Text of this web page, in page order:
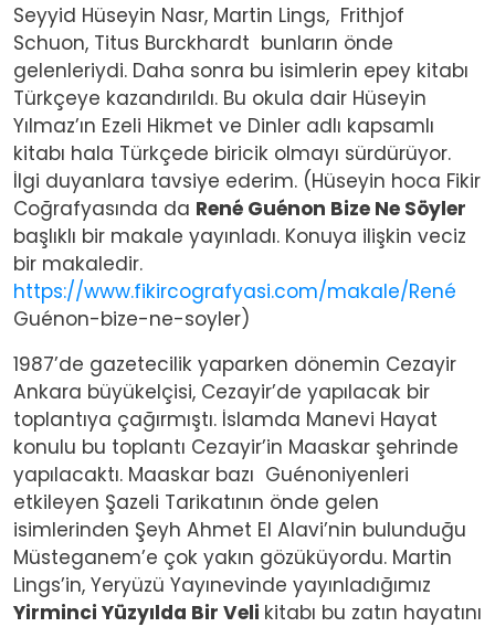
Seyyid Hüseyin Nasr, Martin Lings, Frithjof
Schuon, Titus Burckhardt bunların önde
gelenleriydi. Daha sonra bu isimlerin epey kitabı
Türkçeye kazandırıldı. Bu okula dair Hüseyin
Yılmaz’ın Ezeli Hikmet ve Dinler adlı kapsamlı
kitabı hala Türkçede biricik olmayı sürdürüyor.
İlgi duyanlara tavsiye ederim. (Hüseyin hoca Fikir
Coğrafyasında da René Guénon Bize Ne Söyler
başlıklı bir makale yayınladı. Konuya ilişkin veciz
bir makaledir.
https://www.fikircografyasi.com/makale/René
Guénon-bize-ne-soyler)
1987’de gazetecilik yaparken dönemin Cezayir
Ankara büyükelçisi, Cezayir’de yapılacak bir
toplantıya çağırmıştı. İslamda Manevi Hayat
konulu bu toplantı Cezayir’in Maaskar şehrinde
yapılacaktı. Maaskar bazı Guénoniyenleri
etkileyen Şazeli Tarikatının önde gelen
isimlerinden Şeyh Ahmet El Alavi’nin bulunduğu
Müsteganem’e çok yakın gözüküyordu. Martin
Lings’in, Yeryüzü Yayınevinde yayınladığımız
Yirminci Yüzyılda Bir Veli kitabı bu zatın hayatını